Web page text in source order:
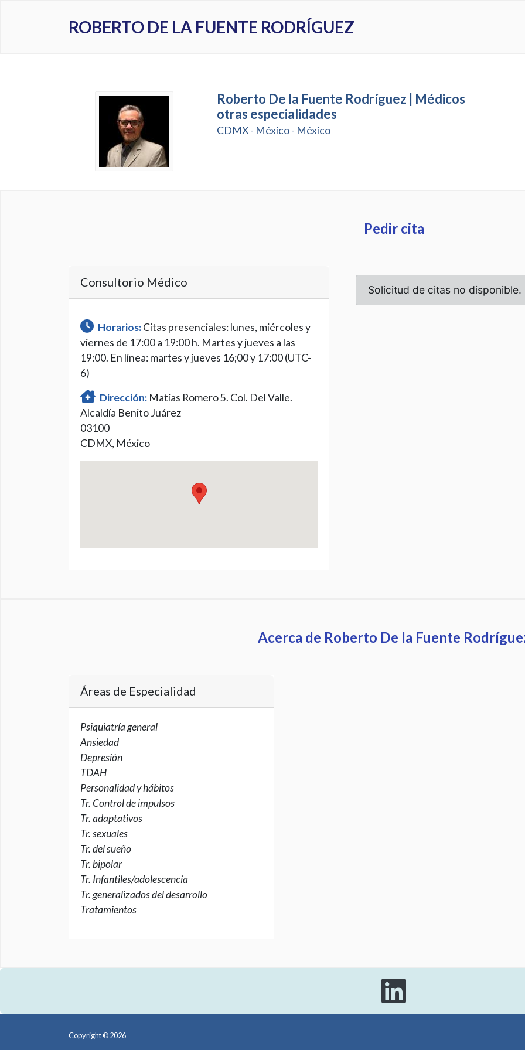
ROBERTO DE LA FUENTE RODRÍGUEZ
Roberto De la Fuente Rodríguez | Médicos
otras especialidades
CDMX - México - México
Pedir cita
Consultorio Médico
Horarios:Citas presenciales: lunes, miércoles y
viernes de 17:00 a 19:00 h. Martes y jueves a las
19:00. En línea: martes y jueves 16;00 y 17:00 (UTC-
6)
Dirección: Matias Romero 5. Col. Del Valle.
Alcaldía Benito Juárez
03100
CDMX, México
Acerca de Roberto De la Fuente
Áreas de Especialidad
Psiquiatría general
Ansiedad
Depresión
TDAH
Personalidad y hábitos
Tr. Control de impulsos
Tr. adaptativos
Tr. sexuales
Tr. del sueño
Tr. bipolar
Tr. Infantiles/adolescencia
Tr. generalizados del desarrollo
Tratamientos
Copyright © 2026